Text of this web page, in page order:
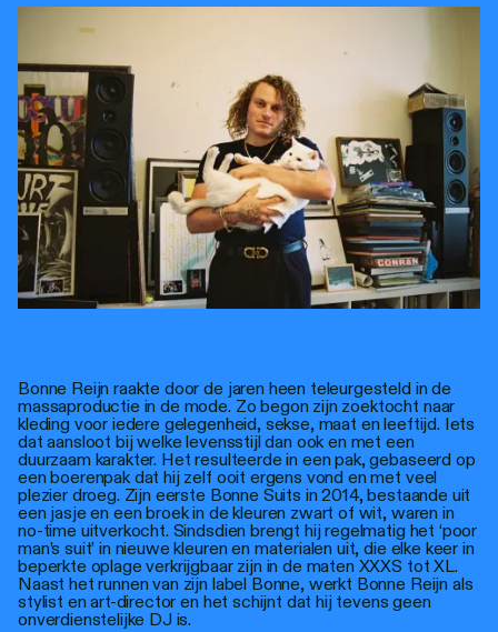
Bonne Reijn raakte door de jaren heen teleurgesteld in de
massaproductie in de mode. Zo begon zijn zoektocht naar
kleding voor iedere gelegenheid, sekse, maat en leeftijd. Iets
dat aansloot bij welke levensstijl dan ook en met een
duurzaam karakter. Het resulteerde in een pak, gebaseerd op
een boerenpak dat hij zelf ooit ergens vond en met veel
plezier droeg. Zijn eerste Bonne Suits in 2014, bestaande uit
een jasje en een broek in de kleuren zwart of wit, waren in
no-time uitverkocht. Sindsdien brengt hij regelmatig het ‘poor
man’s suit’ in nieuwe kleuren en materialen uit, die elke keer in
beperkte oplage verkrijgbaar zijn in de maten XXXS tot XL.
Naast het runnen van zijn label Bonne, werkt Bonne Reijn als
stylist en art-director en het schijnt dat hij tevens geen
onverdienstelijke DJ is.